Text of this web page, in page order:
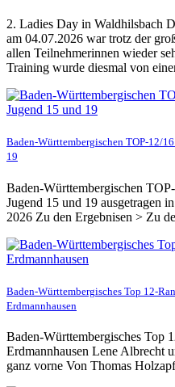
2. Ladies Day in Waldhilsbach
am 04.07.2026 war trotz der
allen Teilnehmerinnen wieder
Training wurde diesmal von
Baden-Württembergischen TOP-12/
19
Baden-Württembergischen
Jugend 15 und 19 ausgetragen
2026 Zu den Ergebnisen > Zu
Baden-Württembergisches Top 12-
Erdmannhausen
Baden-Württembergisches Top
Erdmannhausen Lene Albrecht
ganz vorne Von Thomas